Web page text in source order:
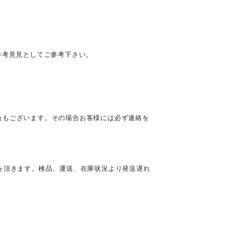
意見としてご参考下さい。
ございます。その場合お客様には必ず連絡を
きます。検品、運送、在庫状況より発送遅れ